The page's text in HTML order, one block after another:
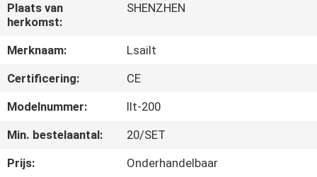
VIDEOS
ONGEVEER
ONS
FABRIEKSREIS
Plaats van
herkomst:
SHENZHEN
Merknaam:
Lsailt
Certificering:
CE
Modelnummer:
llt-200
Min. bestelaantal:
20/SET
Prijs:
Onderhandelbaar